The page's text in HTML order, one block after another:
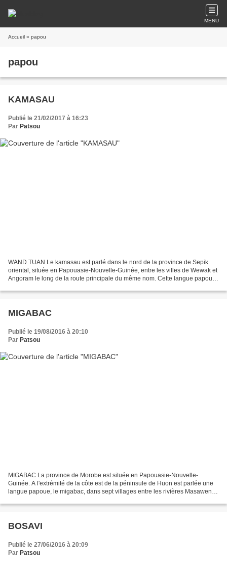
MENU
Accueil » papou
papou
KAMASAU
Publié le 21/02/2017 à 16:23
Par Patsou
WAND TUAN Le kamasau est parlé dans le nord de la province de Sepik
oriental, située en Papouasie-Nouvelle-Guinée, entre les villes de Wewak et
Angoram le long de la route principale du même nom. Cette langue papoue
MIGABAC
Publié le 19/08/2016 à 20:10
Par Patsou
MIGABAC La province de Morobe est située en Papouasie-Nouvelle-
Guinée. A l'extrémité de la côte est de la péninsule de Huon est parlée une
langue papoue, le migabac, dans sept villages entre les rivières Masaweng
BOSAVI
Publié le 27/06/2016 à 20:09
Par Patsou